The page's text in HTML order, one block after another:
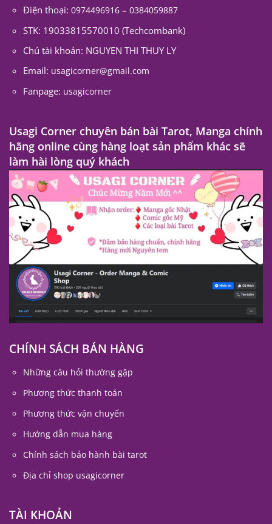
Điện thoại: 0974496916 – 0384059887
STK: 19033815570010 (Techcombank)
Chủ tài khoản: NGUYEN THI THUY LY
Email: usagicorner@gmail.com
Fanpage: usagicorner
Usagi Corner chuyên bán bài Tarot, Manga chính
hãng online cùng hàng loạt sản phẩm khác sẽ
làm hài lòng quý khách
CHÍNH SÁCH BÁN HÀNG
Những câu hỏi thường gặp
Phương thức thanh toán
Phương thức vận chuyển
Hướng dẫn mua hàng
Chính sách bảo hành bài tarot
Địa chỉ shop usagicorner
TÀI KHOẢN